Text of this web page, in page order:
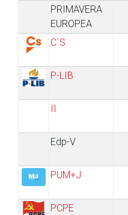
PRIMAVERA
EUROPEA
C´S
P-LIB
Edp-V
PUM+J
PCPE